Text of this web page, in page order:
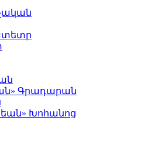
Գրադարան
Խոհանոց